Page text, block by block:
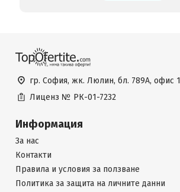
гр. София, жк. Люлин, бл. 789А, офис 1
Лиценз № РК-01-7232
Информация
За нас
Контакти
Правила и условия за ползване
Политика за защита на личните данни